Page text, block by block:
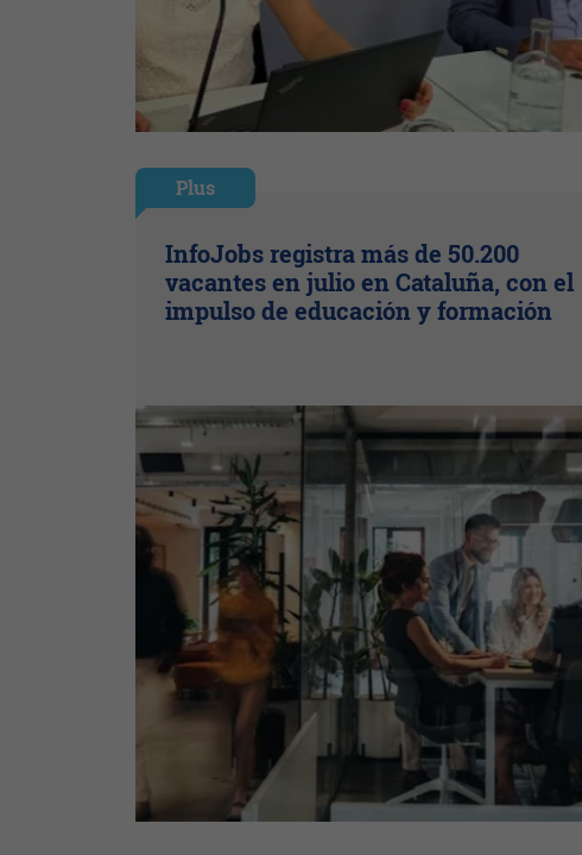
Plus
InfoJobs registra más de 50.200
vacantes en julio en Cataluña, con el
impulso de educación y formación